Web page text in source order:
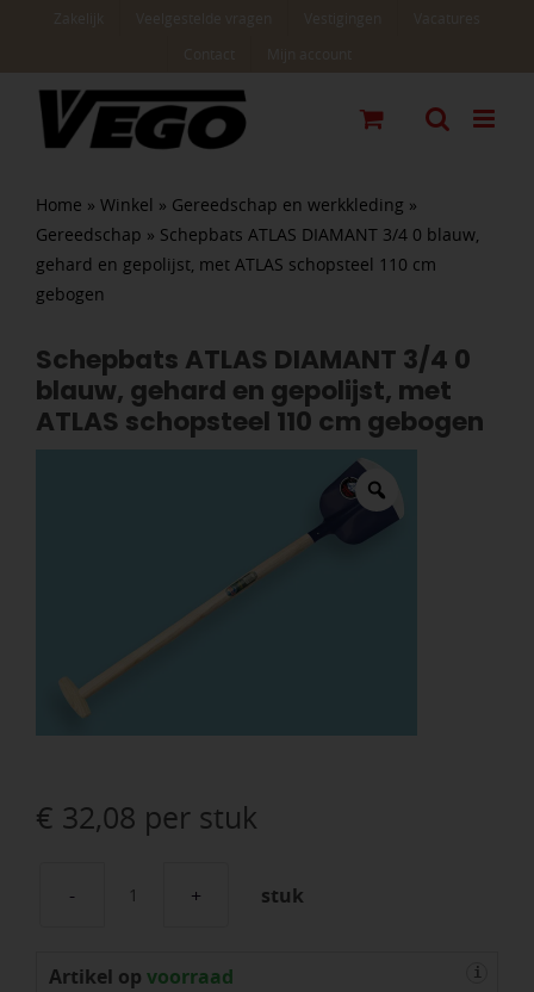
Home » Winkel » Gereedschap en werkkleding »
Gereedschap » Schepbats ATLAS DIAMANT 3/4 0 blauw,
gehard en gepolijst, met ATLAS schopsteel 110 cm
gebogen
Schepbats ATLAS DIAMANT 3/4 0
blauw, gehard en gepolijst, met
ATLAS schopsteel 110 cm gebogen
€ 32,08 per stuk
Schepbats
DIAMANT
stuk
Artikel op voorraad i